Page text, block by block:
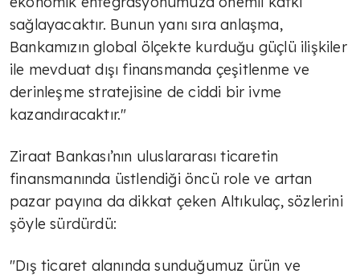
sağlayacaktır. Bunun yanı sıra anlaşma,
Bankamızın global ölçekte kurduğu güçlü ilişkiler
ile mevduat dışı finansmanda çeşitlenme ve
derinleşme stratejisine de ciddi bir ivme
kazandıracaktır."
Ziraat Bankası’nın uluslararası ticaretin
finansmanında üstlendiği öncü role ve artan
pazar payına da dikkat çeken Altıkulaç, sözlerini
şöyle sürdürdü:
"Dış ticaret alanında sunduğumuz ürün ve